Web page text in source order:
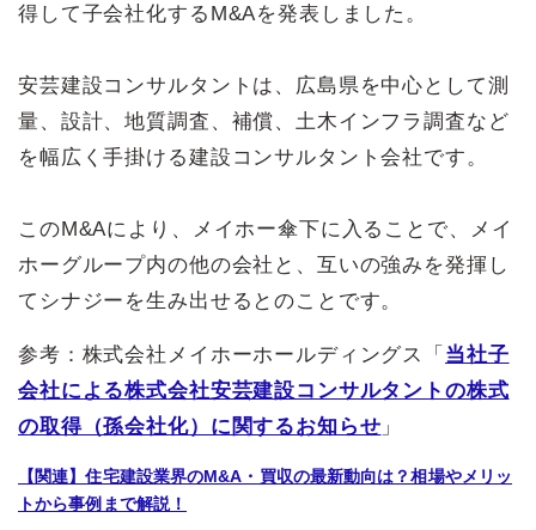
得して子会社化するM&Aを発表しました。
安芸建設コンサルタントは、広島県を中心として測
量、設計、地質調査、補償、土木インフラ調査など
を幅広く手掛ける建設コンサルタント会社です。
このM&Aにより、メイホー傘下に入ることで、メイ
ホーグループ内の他の会社と、互いの強みを発揮し
てシナジーを生み出せるとのことです。
参考：株式会社メイホーホールディングス「 当社子
会社による株式会社安芸建設コンサルタントの株式
の取得（孫会社化）に関するお知らせ 」
【関連】住宅建設業界のM&A・買収の最新動向は？相場やメリッ
トから事例まで解説！